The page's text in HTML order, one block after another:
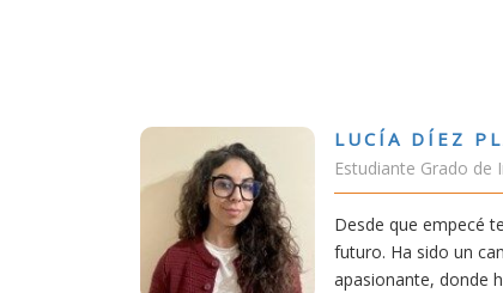
PLATERO
de Ing.Tecnologías Telecomunicación
teleco, supe que era una carrera de
un camino desafiante, pero también
donde he aprendido una base sólida en